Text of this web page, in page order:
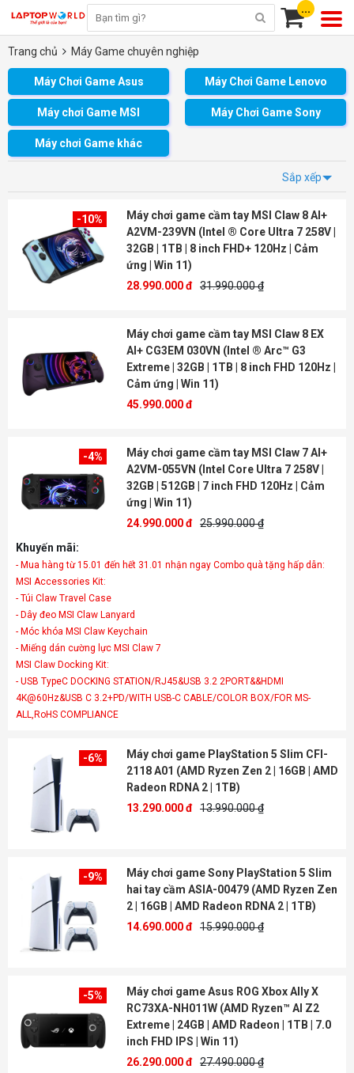
...
Trang chủ Máy Game chuyên nghiệp
Máy Chơi Game Asus Máy Chơi Game Lenovo
Máy chơi Game MSI Máy Chơi Game Sony
Máy chơi Game khác
Sắp xếp
-10%
Máy chơi game cầm tay MSI Claw 8 AI+
A2VM-239VN (Intel ® Core Ultra 7 258V |
32GB | 1TB | 8 inch FHD+ 120Hz | Cảm
ứng | Win 11)
28.990.000 đ 31.990.000 ₫
Máy chơi game cầm tay MSI Claw 8 EX
AI+ CG3EM 030VN (Intel ® Arc™ G3
Extreme | 32GB | 1TB | 8 inch FHD 120Hz |
Cảm ứng | Win 11)
45.990.000 đ
-4%
Máy chơi game cầm tay MSI Claw 7 AI+
A2VM-055VN (Intel Core Ultra 7 258V |
32GB | 512GB | 7 inch FHD 120Hz | Cảm
ứng | Win 11)
24.990.000 đ 25.990.000 ₫
Khuyến mãi:
- Mua hàng từ 15.01 đến hết 31.01 nhận ngay Combo quà tặng hấp dẫn:
MSI Accessories Kit:
- Túi Claw Travel Case
- Dây đeo MSI Claw Lanyard
- Móc khóa MSI Claw Keychain
- Miếng dán cường lực MSI Claw 7
MSI Claw Docking Kit:
- USB TypeC DOCKING STATION/RJ45&USB 3.2 2PORT&&HDMI
4K@60Hz&USB C 3.2+PD/WITH USB-C CABLE/COLOR BOX/FOR MS-
ALL,RoHS COMPLIANCE
-6%
Máy chơi game PlayStation 5 Slim CFI-
2118 A01 (AMD Ryzen Zen 2 | 16GB | AMD
Radeon RDNA 2 | 1TB)
13.290.000 đ 13.990.000 ₫
-9%
Máy chơi game Sony PlayStation 5 Slim
hai tay cầm ASIA-00479 (AMD Ryzen Zen
2 | 16GB | AMD Radeon RDNA 2 | 1TB)
14.690.000 đ 15.990.000 ₫
-5%
Máy chơi game Asus ROG Xbox Ally X
RC73XA-NH011W (AMD Ryzen™ AI Z2
Extreme | 24GB | AMD Radeon | 1TB | 7.0
inch FHD IPS | Win 11)
26.290.000 đ 27.490.000 ₫